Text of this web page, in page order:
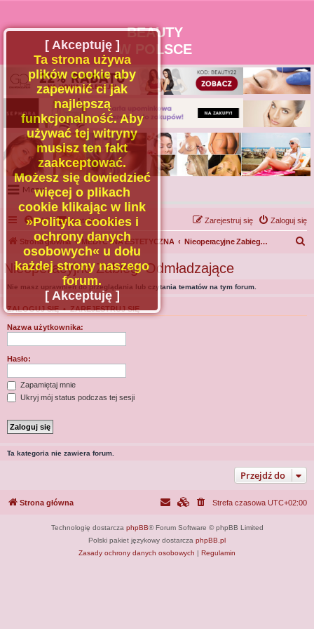
BEAUTY
W POLSCE
Menu
Portal
Facebook
Regulamin
Zapytaj administratora
Kontakt
FAQ Kontakt z nami Zaloguj się
Zarejestruj się
Strona główna MEDYCYNA ESTETYCZNA Nieoperacyjne Zabiegi Odmładzające
Nieoperacyjne Zabiegi Odmładzające
Nie masz uprawnień do przeglądania lub czytania tematów na tym forum.
ZALOGUJ SIĘ•ZAREJESTRUJ SIĘ
Nazwa użytkownika:
Hasło:
Zapamiętaj mnie
Ukryj mój status podczas tej sesji
Ta kategoria nie zawiera forum.
Przejdź do
[ Akceptuję ]
Ta strona używa
plików cookie aby
zapewnić ci jak
najlepszą
funkcjonalność. Aby
używać tej witryny
musisz ten fakt
zaakceptować.
Możesz się dowiedzieć
więcej o plikach
cookie klikając w link
»Polityka cookies i
ochrony danych
osobowych« u dołu
każdej strony naszego
forum.
[ Akceptuję ]
Strona główna Strefa czasowa UTC+02:00
Technologię dostarcza phpBB® Forum Software © phpBB Limited
Polski pakiet językowy dostarcza phpBB.pl
Zasady ochrony danych osobowych | Regulamin